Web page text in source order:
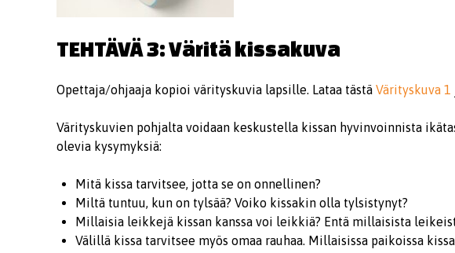
TEHTÄVÄ 3: Väritä kissakuva
Opettaja/ohjaaja kopioi värityskuvia lapsille. Lataa tästä Värityskuva 1
Värityskuvien pohjalta voidaan keskustella kissan hyvinvoinnista
olevia kysymyksiä:
Mitä kissa tarvitsee, jotta se on onnellinen?
Miltä tuntuu, kun on tylsää? Voiko kissakin olla tylsistynyt?
Millaisia leikkejä kissan kanssa voi leikkiä? Entä millaisista
Välillä kissa tarvitsee myös omaa rauhaa. Millaisissa paikoissa